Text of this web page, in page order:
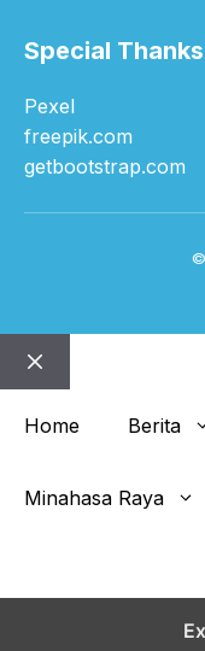
Special Thanks
Pexel
freepik.com
getbootstrap.com
©
Close
Home
Berita
Minahasa Raya